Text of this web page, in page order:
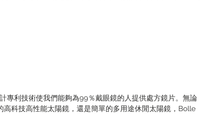
專利技術使我們能夠為99％戴眼鏡的人提供處方鏡片。無論
高科技高性能太陽鏡，還是簡單的多用途休閒太陽鏡，Bolle